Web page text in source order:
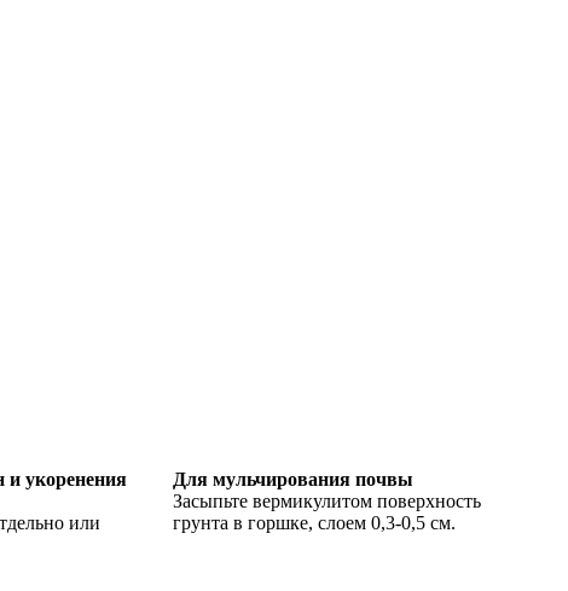
укоренения
или
Для мульчирования почвы
Засыпьте вермикулитом поверхность
грунта в горшке, слоем 0,3-0,5 см.